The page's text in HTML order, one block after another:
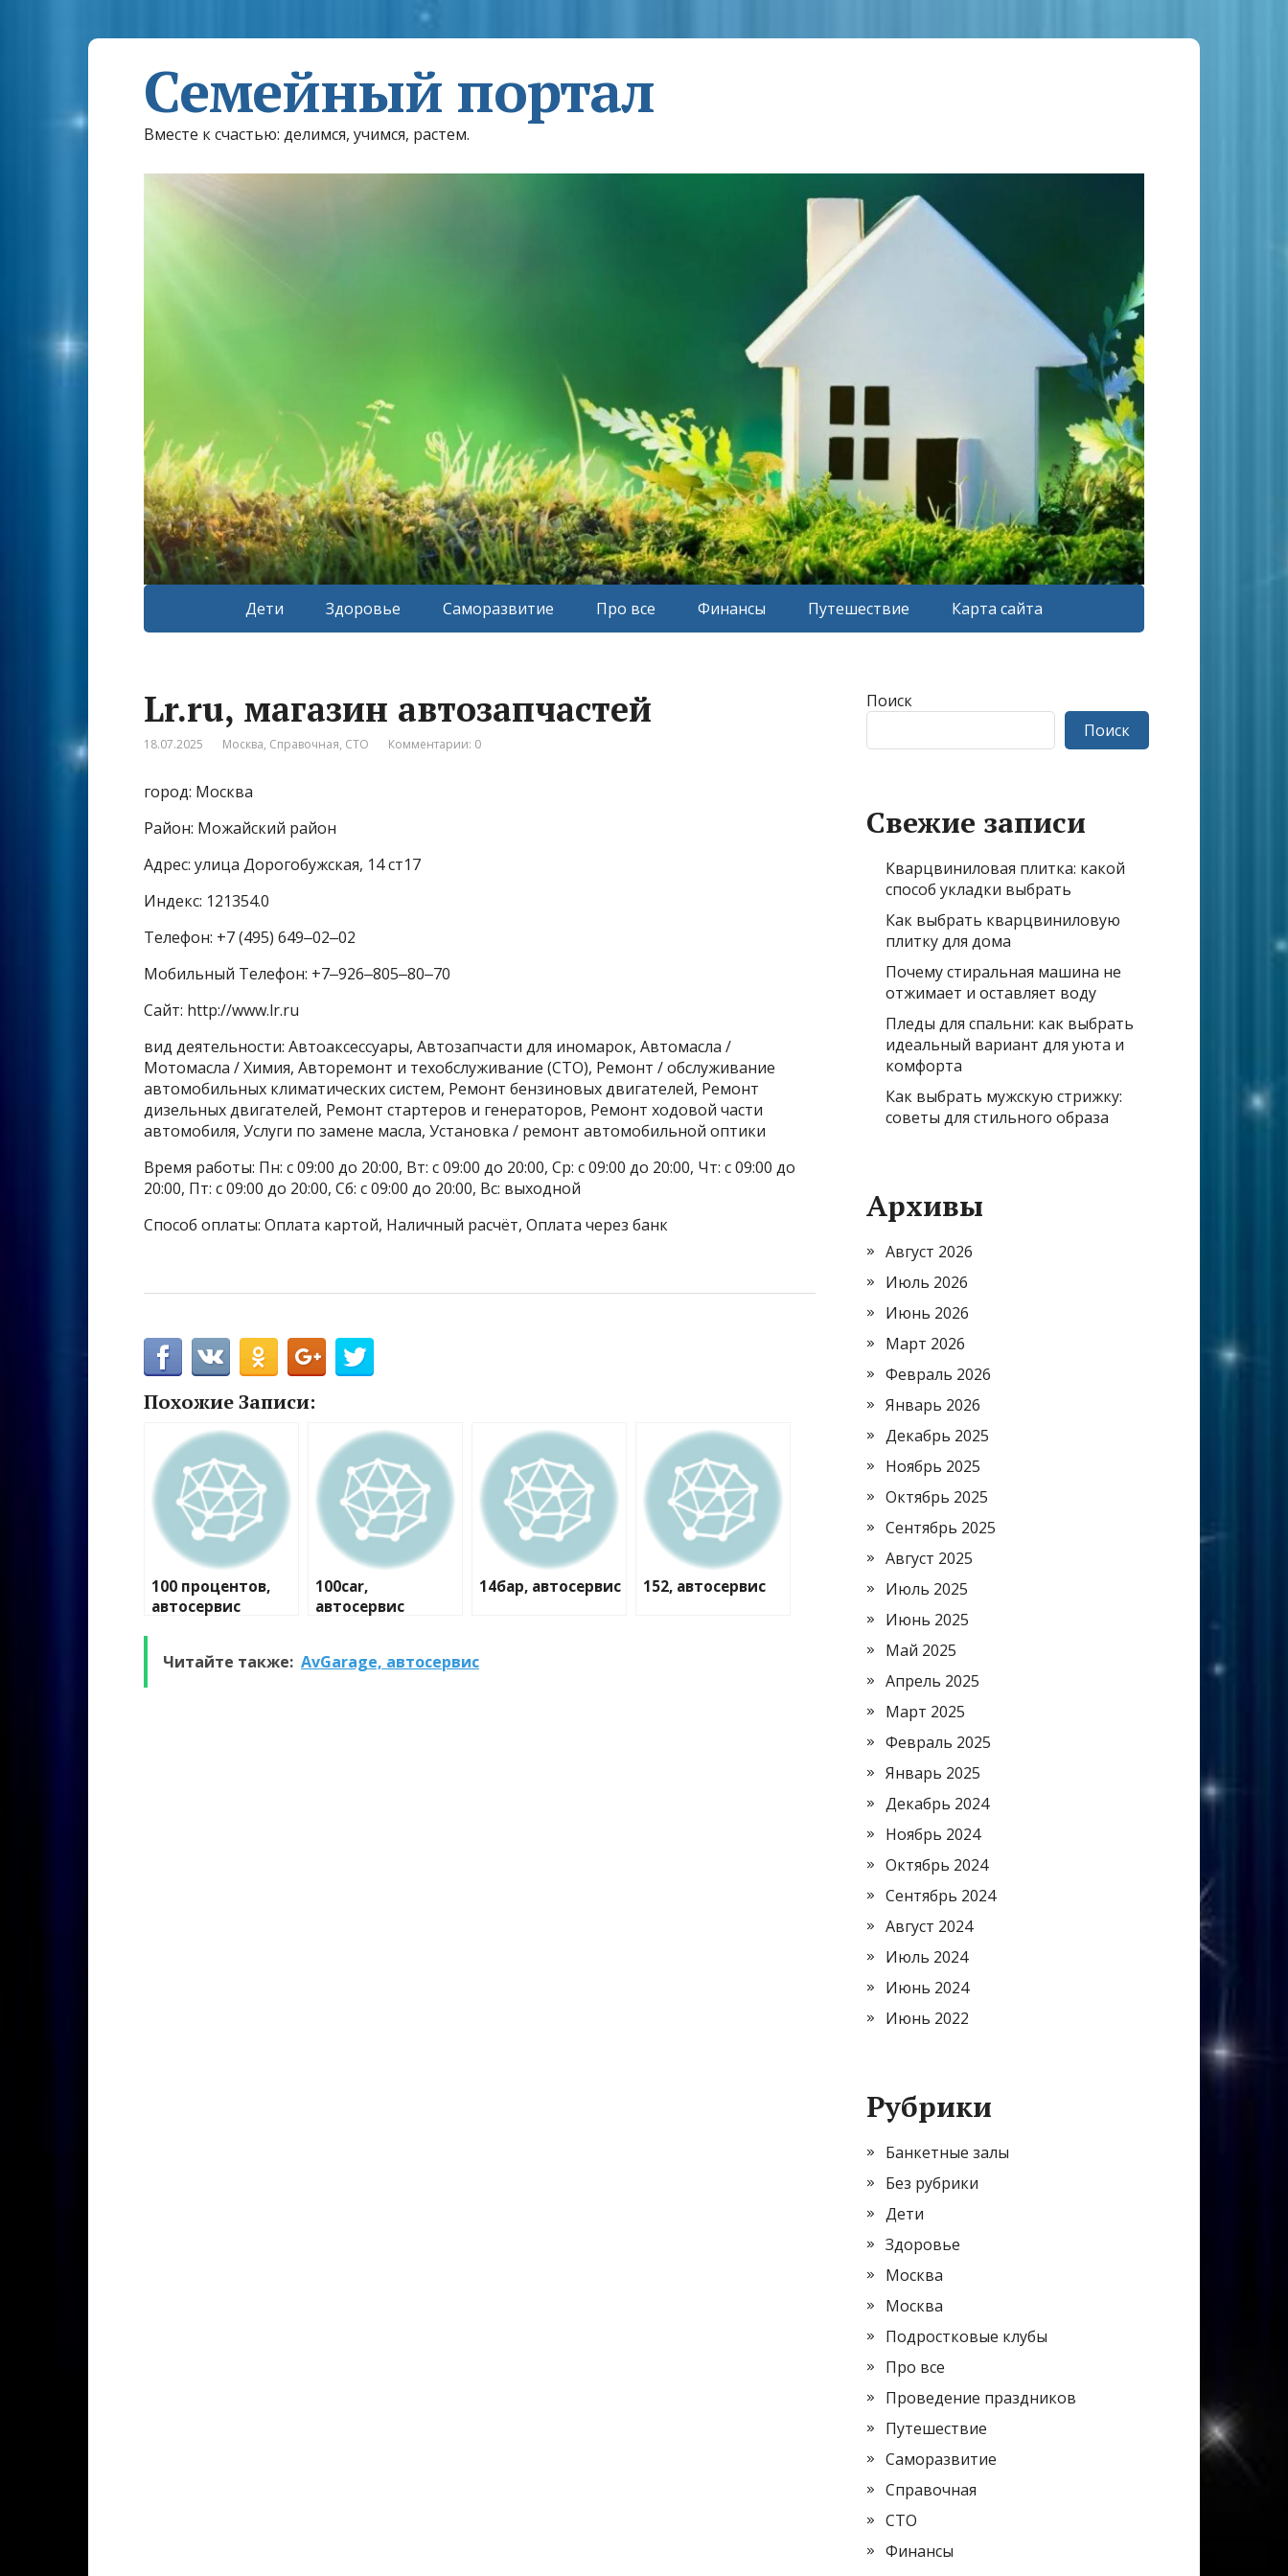
Семейный портал
Вместе к счастью: делимся, учимся, растем.
Дети Здоровье Саморазвитие Про все Финансы Путешествие Карта сайта
Lr.ru, магазин автозапчастей
18.07.2025 Москва, Справочная, СТО Комментарии: 0
город: Москва
Район: Можайский район
Адрес: улица Дорогобужская, 14 ст17
Индекс: 121354.0
Телефон: +7 (495) 649‒02‒02
Мобильный Телефон: +7‒926‒805‒80‒70
Сайт: http://www.lr.ru
вид деятельности: Автоаксессуары, Автозапчасти для иномарок, Автомасла /
Мотомасла / Химия, Авторемонт и техобслуживание (СТО), Ремонт / обслуживание
автомобильных климатических систем, Ремонт бензиновых двигателей, Ремонт
дизельных двигателей, Ремонт стартеров и генераторов, Ремонт ходовой части
автомобиля, Услуги по замене масла, Установка / ремонт автомобильной оптики
Время работы: Пн: с 09:00 до 20:00, Вт: с 09:00 до 20:00, Ср: с 09:00 до 20:00, Чт: с 09:00 до
20:00, Пт: с 09:00 до 20:00, Сб: с 09:00 до 20:00, Вс: выходной
Способ оплаты: Оплата картой, Наличный расчёт, Оплата через банк
Похожие Записи:
100 процентов,
автосервис
100car,
автосервис
14бар, автосервис 152, автосервис
Читайте также: AvGarage, автосервис
Поиск
Поиск
Свежие записи
Кварцвиниловая плитка: какой
способ укладки выбрать
Как выбрать кварцвиниловую
плитку для дома
Почему стиральная машина не
отжимает и оставляет воду
Пледы для спальни: как выбрать
идеальный вариант для уюта и
комфорта
Как выбрать мужскую стрижку:
советы для стильного образа
Архивы
Август 2026
Июль 2026
Июнь 2026
Март 2026
Февраль 2026
Январь 2026
Декабрь 2025
Ноябрь 2025
Октябрь 2025
Сентябрь 2025
Август 2025
Июль 2025
Июнь 2025
Май 2025
Апрель 2025
Март 2025
Февраль 2025
Январь 2025
Декабрь 2024
Ноябрь 2024
Октябрь 2024
Сентябрь 2024
Август 2024
Июль 2024
Июнь 2024
Июнь 2022
Рубрики
Банкетные залы
Без рубрики
Дети
Здоровье
Москва
Москва
Подростковые клубы
Про все
Проведение праздников
Путешествие
Саморазвитие
Справочная
СТО
Финансы